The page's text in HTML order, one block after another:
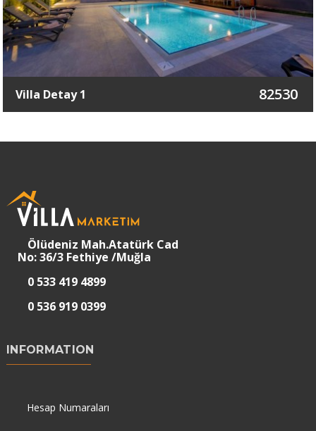
Villa Detay 1 82530
Ölüdeniz Mah.Atatürk Cad
No: 36/3 Fethiye /Muğla
0 533 419 4899
0 536 919 0399
INFORMATION
Hesap Numaraları